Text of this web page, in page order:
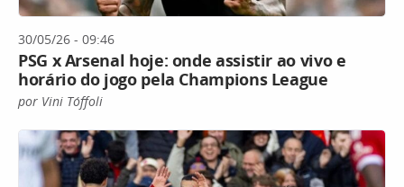
30/05/26 - 09:46
PSG x Arsenal hoje: onde assistir ao vivo e
horário do jogo pela Champions League
por Vini Tóffoli